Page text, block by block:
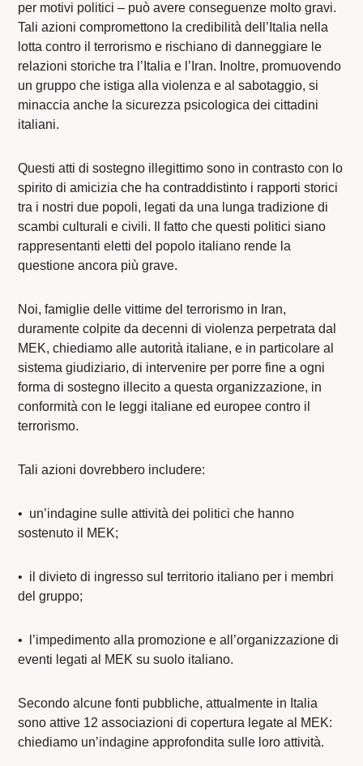
per motivi politici – può avere conseguenze molto gravi.
Tali azioni compromettono la credibilità dell’Italia nella
lotta contro il terrorismo e rischiano di danneggiare le
relazioni storiche tra l’Italia e l’Iran. Inoltre, promuovendo
un gruppo che istiga alla violenza e al sabotaggio, si
minaccia anche la sicurezza psicologica dei cittadini
italiani.
Questi atti di sostegno illegittimo sono in contrasto con lo
spirito di amicizia che ha contraddistinto i rapporti storici
tra i nostri due popoli, legati da una lunga tradizione di
scambi culturali e civili. Il fatto che questi politici siano
rappresentanti eletti del popolo italiano rende la
questione ancora più grave.
Noi, famiglie delle vittime del terrorismo in Iran,
duramente colpite da decenni di violenza perpetrata dal
MEK, chiediamo alle autorità italiane, e in particolare al
sistema giudiziario, di intervenire per porre fine a ogni
forma di sostegno illecito a questa organizzazione, in
conformità con le leggi italiane ed europee contro il
terrorismo.
Tali azioni dovrebbero includere:
•⁠ ⁠un’indagine sulle attività dei politici che hanno
sostenuto il MEK;
•⁠ ⁠il divieto di ingresso sul territorio italiano per i membri
del gruppo;
•⁠ ⁠l’impedimento alla promozione e all’organizzazione di
eventi legati al MEK su suolo italiano.
Secondo alcune fonti pubbliche, attualmente in Italia
sono attive 12 associazioni di copertura legate al MEK:
chiediamo un’indagine approfondita sulle loro attività.